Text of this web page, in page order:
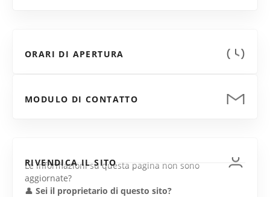
ORARI DI APERTURA
MODULO DI CONTATTO
RIVENDICA IL SITO
Le informazioni su questa pagina non sono
aggiornate?
👤 Sei il proprietario di questo sito?